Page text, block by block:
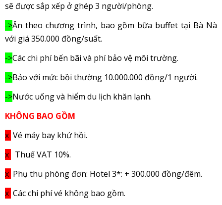
sẽ được sắp xếp ở ghép 3 người/phòng.
->Ăn theo chương trình, bao gồm bữa buffet tại Bà Nà
với giá 350.000 đồng/suất.
->Các chi phí bến bãi và phí bảo vệ môi trường.
->Bảo với mức bồi thường 10.000.000 đồng/1 người.
->Nước uống và hiểm du lịch khăn lạnh.
KHÔNG BAO GỒM
x Vé máy bay khứ hồi.
x Thuế VAT 10%.
x Phụ thu phòng đơn: Hotel 3*: + 300.000 đồng/đêm.
x Các chi phí vé không bao gồm.